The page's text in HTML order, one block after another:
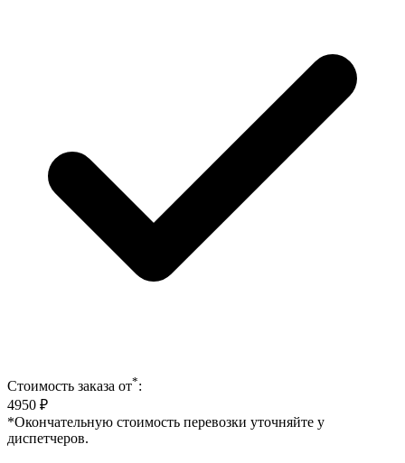
Стоимость заказа от*:
4950 ₽
*Окончательную стоимость перевозки уточняйте у
диспетчеров.